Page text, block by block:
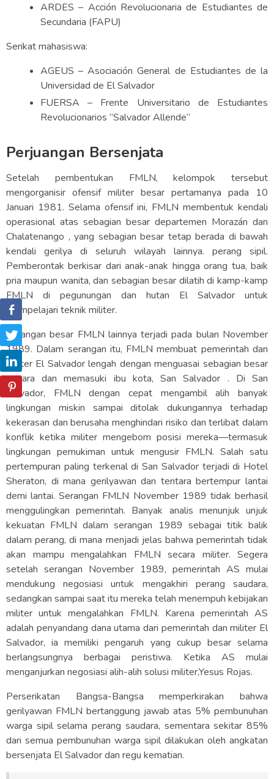
ARDES – Acción Revolucionaria de Estudiantes de
Secundaria (FAPU)
Serikat mahasiswa:
AGEUS – Asociación General de Estudiantes de la
Universidad de El Salvador
FUERSA – Frente Universitario de Estudiantes
Revolucionarios “Salvador Allende”
Perjuangan Bersenjata
Setelah pembentukan FMLN, kelompok tersebut
mengorganisir ofensif militer besar pertamanya pada 10
Januari 1981. Selama ofensif ini, FMLN membentuk kendali
operasional atas sebagian besar departemen Morazán dan
Chalatenango , yang sebagian besar tetap berada di bawah
kendali gerilya di seluruh wilayah lainnya. perang sipil.
Pemberontak berkisar dari anak-anak hingga orang tua, baik
pria maupun wanita, dan sebagian besar dilatih di kamp-kamp
FMLN di pegunungan dan hutan El Salvador untuk
mempelajari teknik militer.
Serangan besar FMLN lainnya terjadi pada bulan November
1989. Dalam serangan itu, FMLN membuat pemerintah dan
militer El Salvador lengah dengan menguasai sebagian besar
negara dan memasuki ibu kota, San Salvador . Di San
Salvador, FMLN dengan cepat mengambil alih banyak
lingkungan miskin sampai ditolak dukungannya terhadap
kekerasan dan berusaha menghindari risiko dan terlibat dalam
konflik ketika militer mengebom posisi mereka—termasuk
lingkungan pemukiman untuk mengusir FMLN. Salah satu
pertempuran paling terkenal di San Salvador terjadi di Hotel
Sheraton, di mana gerilyawan dan tentara bertempur lantai
demi lantai. Serangan FMLN November 1989 tidak berhasil
menggulingkan pemerintah. Banyak analis menunjuk unjuk
kekuatan FMLN dalam serangan 1989 sebagai titik balik
dalam perang, di mana menjadi jelas bahwa pemerintah tidak
akan mampu mengalahkan FMLN secara militer. Segera
setelah serangan November 1989, pemerintah AS mulai
mendukung negosiasi untuk mengakhiri perang saudara,
sedangkan sampai saat itu mereka telah menempuh kebijakan
militer untuk mengalahkan FMLN. Karena pemerintah AS
adalah penyandang dana utama dari pemerintah dan militer El
Salvador, ia memiliki pengaruh yang cukup besar selama
berlangsungnya berbagai peristiwa. Ketika AS mulai
menganjurkan negosiasi alih-alih solusi militer,Yesus Rojas.
Perserikatan Bangsa-Bangsa memperkirakan bahwa
gerilyawan FMLN bertanggung jawab atas 5% pembunuhan
warga sipil selama perang saudara, sementara sekitar 85%
dari semua pembunuhan warga sipil dilakukan oleh angkatan
bersenjata El Salvador dan regu kematian.